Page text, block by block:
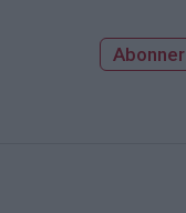
Abonner